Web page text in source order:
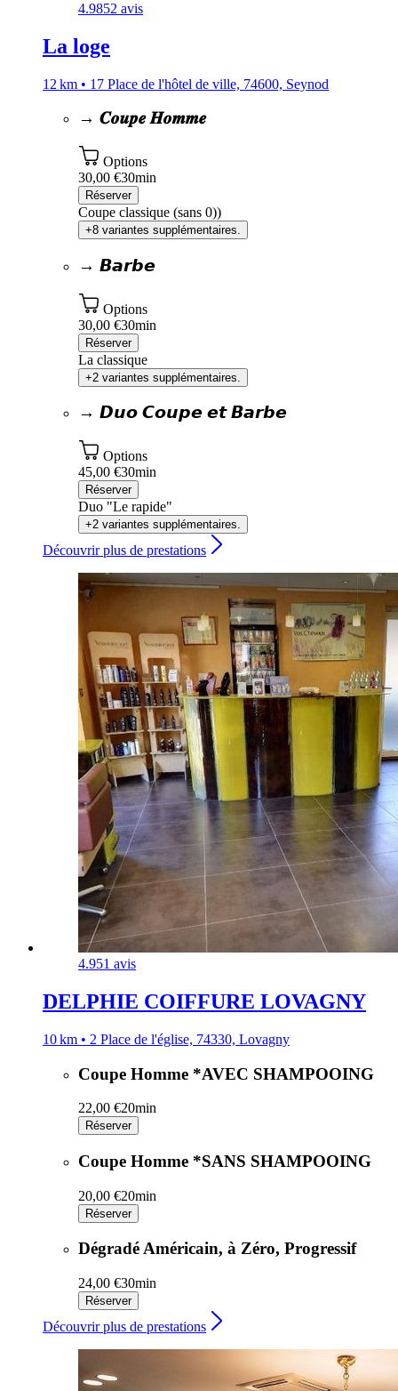
4.9852 avis
La loge
12 km • 17 Place de l'hôtel de ville, 74600, Seynod
→ 𝑪𝒐𝒖𝒑𝒆 𝑯𝒐𝒎𝒎𝒆
Options
30,00 €30min
Réserver
Coupe classique (sans 0))
+8 variantes supplémentaires.
→ 𝘽𝙖𝙧𝙗𝙚
Options
30,00 €30min
Réserver
La classique
+2 variantes supplémentaires.
→ 𝘿𝙪𝙤 𝘾𝙤𝙪𝙥𝙚 𝙚𝙩 𝘽𝙖𝙧𝙗𝙚
Options
45,00 €30min
Réserver
Duo "Le rapide"
+2 variantes supplémentaires.
Découvrir plus de prestations
4.951 avis
DELPHIE COIFFURE LOVAGNY
10 km • 2 Place de l'église, 74330, Lovagny
Coupe Homme *AVEC SHAMPOOING
22,00 €20min
Réserver
Coupe Homme *SANS SHAMPOOING
20,00 €20min
Réserver
Dégradé Américain, à Zéro, Progressif
24,00 €30min
Réserver
Découvrir plus de prestations